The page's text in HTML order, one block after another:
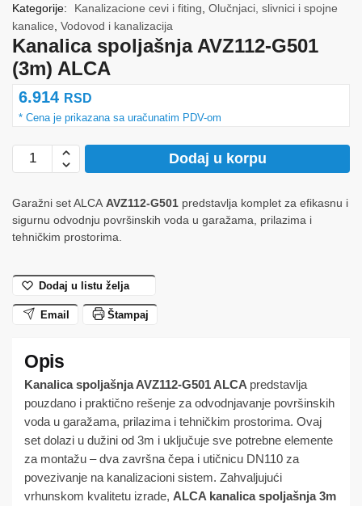
Kanalica spoljašnja AVZ112-G501
(3m) ALCA
6.914 RSD
Garažni set ALCA AVZ112-G501 predstavlja komplet za efikasnu i
sigurnu odvodnju površinskih voda u garažama, prilazima i
tehničkim prostorima.
Kanalica
spoljašnja
G501
(3m)
Dodaj u korpu
Kategorije:
Kanalizacione cevi i fiting Olučnjaci, slivnici i spojne
kanalice Vodovod i kanalizacija
Dodaj u listu želja
Email Štampaj
Kanalica spoljašnja AVZ112-G501 ALCA predstavlja
pouzdano i praktično rešenje za odvodnjavanje površinskih
voda u garažama, prilazima i tehničkim prostorima. Ovaj
set dolazi u dužini od 3m i uključuje sve potrebne elemente
za montažu – dva završna čepa i utičnicu DN110 za
povezivanje na kanalizacioni sistem. Zahvaljujući
vrhunskom kvalitetu izrade, ALCA kanalica spoljašnja 3m